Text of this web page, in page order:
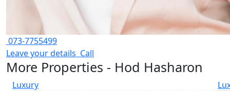
073-7755499
Leave your details Call
More Properties - Hod Hasharon
Luxury